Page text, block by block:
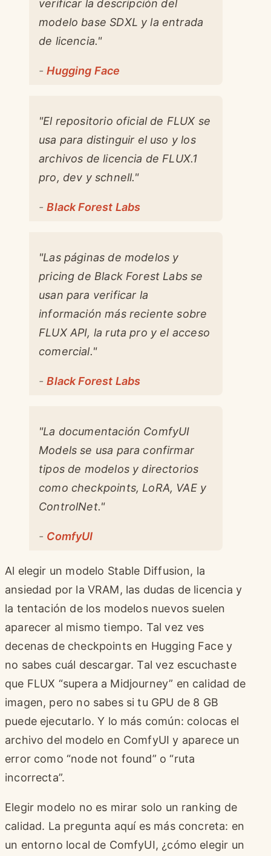
verificar la descripción del
modelo base SDXL y la entrada
de licencia."
-Hugging Face
"El repositorio oficial de FLUX se
usa para distinguir el uso y los
archivos de licencia de FLUX.1
pro, dev y schnell."
-Black Forest Labs
"Las páginas de modelos y
pricing de Black Forest Labs se
usan para verificar la
información más reciente sobre
FLUX API, la ruta pro y el acceso
comercial."
-Black Forest Labs
"La documentación ComfyUI
Models se usa para confirmar
tipos de modelos y directorios
como checkpoints, LoRA, VAE y
ControlNet."
- ComfyUI
Al elegir un modelo Stable Diffusion, la
ansiedad por la VRAM, las dudas de licencia y
la tentación de los modelos nuevos suelen
aparecer al mismo tiempo. Tal vez ves
decenas de checkpoints en Hugging Face y
no sabes cuál descargar. Tal vez escuchaste
que FLUX “supera a Midjourney” en calidad de
imagen, pero no sabes si tu GPU de 8 GB
puede ejecutarlo. Y lo más común: colocas el
archivo del modelo en ComfyUI y aparece un
error como “node not found” o “ruta
incorrecta”.
Elegir modelo no es mirar solo un ranking de
calidad. La pregunta aquí es más concreta: en
un entorno local de ComfyUI, ¿cómo elegir un